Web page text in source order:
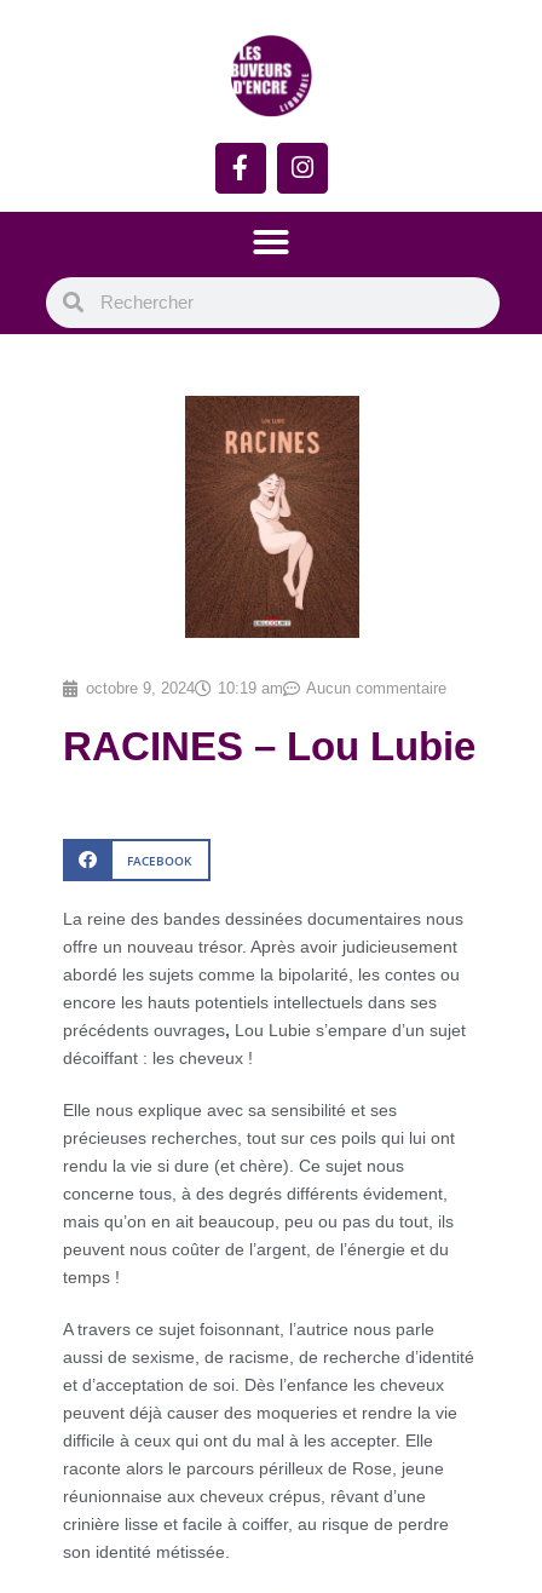
octobre 9, 2024 10:19 am Aucun commentaire
RACINES – Lou Lubie
FACEBOOK
La reine des bandes dessinées documentaires nous
offre un nouveau trésor. Après avoir judicieusement
abordé les sujets comme la bipolarité, les contes ou
encore les hauts potentiels intellectuels dans ses
précédents ouvrages, Lou Lubie s’empare d’un sujet
décoiffant : les cheveux !
Elle nous explique avec sa sensibilité et ses
précieuses recherches, tout sur ces poils qui lui ont
rendu la vie si dure (et chère). Ce sujet nous
concerne tous, à des degrés différents évidement,
mais qu’on en ait beaucoup, peu ou pas du tout, ils
peuvent nous coûter de l’argent, de l’énergie et du
temps !
A travers ce sujet foisonnant, l’autrice nous parle
aussi de sexisme, de racisme, de recherche d’identité
et d’acceptation de soi. Dès l’enfance les cheveux
peuvent déjà causer des moqueries et rendre la vie
difficile à ceux qui ont du mal à les accepter. Elle
raconte alors le parcours périlleux de Rose, jeune
réunionnaise aux cheveux crépus, rêvant d’une
crinière lisse et facile à coiffer, au risque de perdre
son identité métissée.